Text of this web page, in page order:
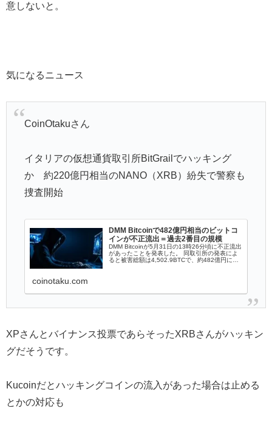
意しないと。
気になるニュース
CoinOtakuさん
イタリアの仮想通貨取引所BitGrailでハッキング
か 約220億円相当のNANO（XRB）紛失で警察も
捜査開始
DMM Bitcoinで482億円相当のビットコ
インが不正流出＝過去2番目の規模
DMM Bitcoinが5月31日の13時26分頃に不正流出
があったことを発表した。 同取引所の発表によ
ると被害総額は4,502.9BTCで、約482億円に相
coinotaku.com
XPさんとバイナンス投票であらそったXRBさんがハッキン
グだそうです。
Kucoinだとハッキングコインの流入があった場合は止める
とかの対応も